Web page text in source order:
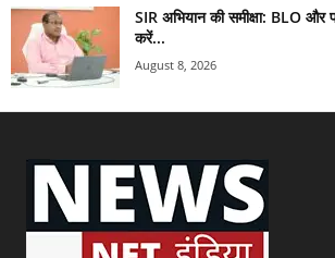
SIR अभियान की समीक्षा: BLO और
करें...
August 8, 2026